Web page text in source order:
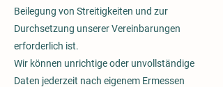
Beilegung von Streitigkeiten und zur
Durchsetzung unserer Vereinbarungen
erforderlich ist.
Wir können unrichtige oder unvollständige
Daten jederzeit nach eigenem Ermessen